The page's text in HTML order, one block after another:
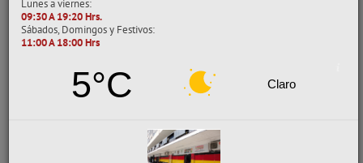
Lunes a viernes:
09:30 A 19:20 Hrs.
Sábados, Domingos y Festivos:
11:00 A 18:00 Hrs
5°C Claro
PAPEL MANTEQUILLA
PAPEL METALICO
PAPEL PLOTT
PAPEL SUBLIMACIÓN
ROLLO PAPEL TERMICO